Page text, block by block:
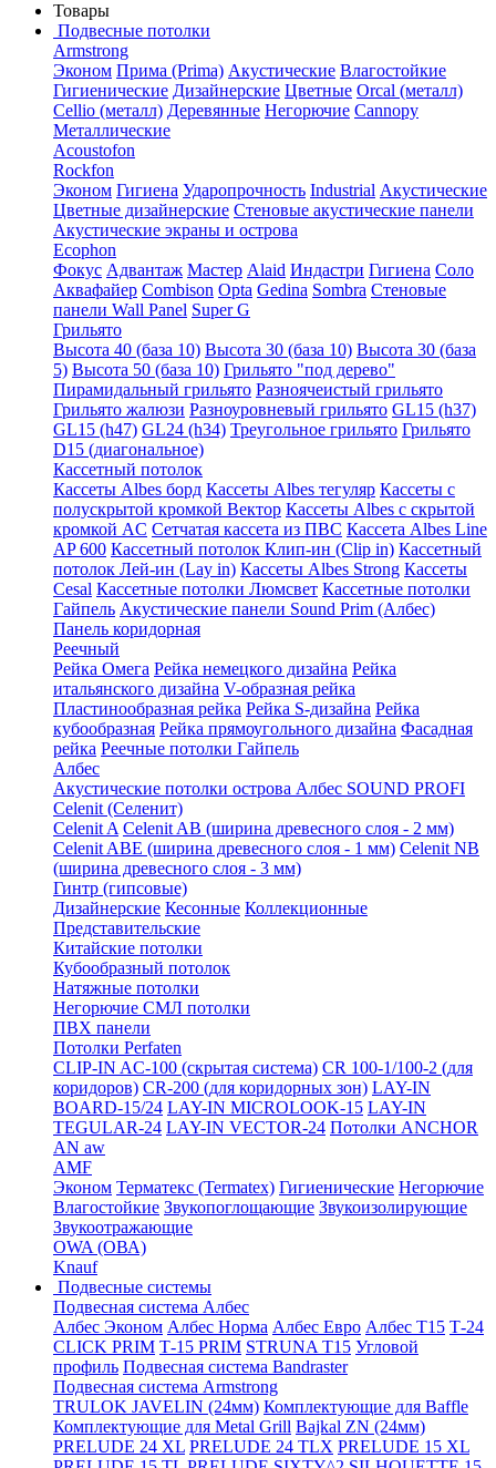
Товары
Подвесные потолки
Armstrong
Эконом Прима (Prima) Акустические Влагостойкие
Гигиенические Дизайнерские Цветные Orcal (металл)
Cellio (металл) Деревянные Негорючие Cannopy
Металлические
Acoustofon
Rockfon
Эконом Гигиена Ударопрочность Industrial Акустические
Цветные дизайнерские Стеновые акустические панели
Акустические экраны и острова
Ecophon
Фокус Адвантаж Мастер Alaid Индастри Гигиена Соло
Аквафайер Combison Opta Gedina Sombra Стеновые
панели Wall Panel Super G
Грильято
Высота 40 (база 10) Высота 30 (база 10) Высота 30 (база
5) Высота 50 (база 10) Грильято "под дерево"
Пирамидальный грильято Разноячеистый грильято
Грильято жалюзи Разноуровневый грильято GL15 (h37)
GL15 (h47) GL24 (h34) Треугольное грильято Грильято
D15 (диагональное)
Кассетный потолок
Кассеты Albes борд Кассеты Albes тегуляр Кассеты с
полускрытой кромкой Вектор Кассеты Albes с скрытой
кромкой AC Сетчатая кассета из ПВС Кассета Albes Line
AP 600 Кассетный потолок Клип-ин (Clip in) Кассетный
потолок Лей-ин (Lay in) Кассеты Albes Strong Кассеты
Cesal Кассетные потолки Люмсвет Кассетные потолки
Гайпель Акустические панели Sound Prim (Албес)
Панель коридорная
Реечный
Рейка Омега Рейка немецкого дизайна Рейка
итальянского дизайна V-образная рейка
Пластинообразная рейка Рейка S-дизайна Рейка
кубообразная Рейка прямоугольного дизайна Фасадная
рейка Реечные потолки Гайпель
Албес
Акустические потолки острова Албес SOUND PROFI
Celenit (Селенит)
Celenit A Celenit AB (ширина древесного слоя - 2 мм)
Celenit ABE (ширина древесного слоя - 1 мм) Celenit NB
(ширина древесного слоя - 3 мм)
Гинтр (гипсовые)
Дизайнерские Кесонные Коллекционные
Представительские
Китайские потолки
Кубообразный потолок
Натяжные потолки
Негорючие СМЛ потолки
ПВХ панели
Потолки Perfaten
CLIP-IN AC-100 (скрытая система) CR 100-1/100-2 (для
коридоров) CR-200 (для коридорных зон) LAY-IN
BOARD-15/24 LAY-IN MICROLOOK-15 LAY-IN
TEGULAR-24 LAY-IN VECTOR-24 Потолки ANCHOR
AN aw
AMF
Эконом Терматекс (Termatex) Гигиенические Негорючие
Влагостойкие Звукопоглощающие Звукоизолирующие
Звукоотражающие
OWA (ОВА)
Knauf
Подвесные системы
Подвесная система Албес
Албес Эконом Албес Норма Албес Евро Албес T15 Т-24
CLICK PRIM Т-15 PRIM STRUNA Т15 Угловой
профиль Подвесная система Bandraster
Подвесная система Armstrong
TRULOK JAVELIN (24мм) Комплектующие для Baffle
Комплектующие для Metal Grill Bajkal ZN (24мм)
PRELUDE 24 XL PRELUDE 24 TLX PRELUDE 15 XL